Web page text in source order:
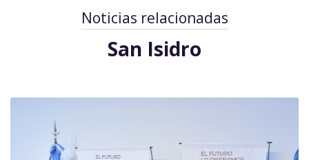
Noticias relacionadas
San Isidro